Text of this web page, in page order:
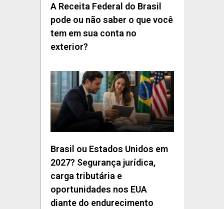
A Receita Federal do Brasil
pode ou não saber o que você
tem em sua conta no
exterior?
Brasil ou Estados Unidos em
2027? Segurança jurídica,
carga tributária e
oportunidades nos EUA
diante do endurecimento